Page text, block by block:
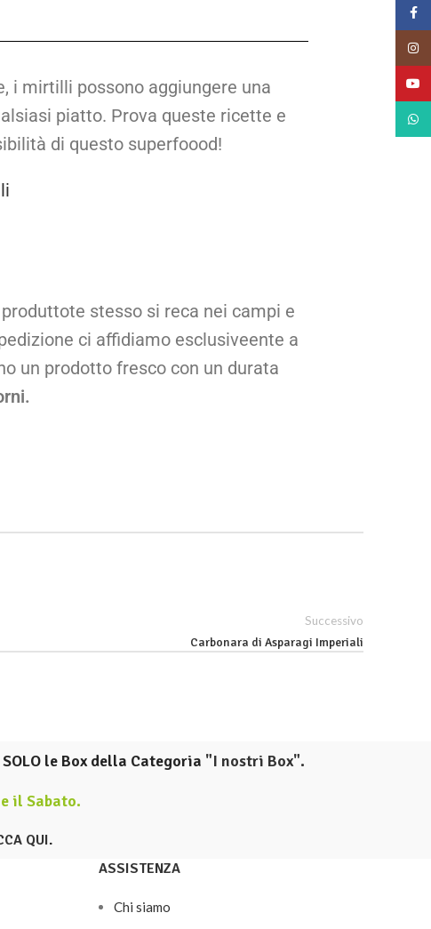
i mirtilli possono aggiungere una
piatto. Prova queste ricette e
di questo superfoood!
stesso si reca nei campi e
ci affidiamo esclusiveente a
un prodotto fresco con un durata
Successivo
Carbonara di Asparagi Imperiali
le Box della Categoria "I nostri Box".
il Sabato.
QUI.
ASSISTENZA
Chi siamo